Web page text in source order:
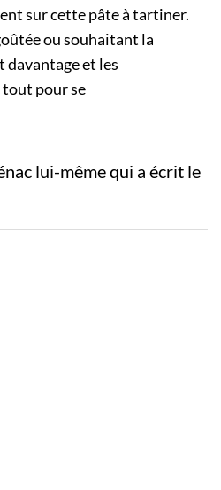
sur cette pâte à tartiner.
ou souhaitant la
davantage et les
pour se
lui-même qui a écrit le